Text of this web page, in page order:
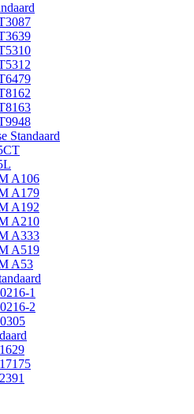
Standaard
A106
A179
A192
A210
A333
A519
A53
1
2